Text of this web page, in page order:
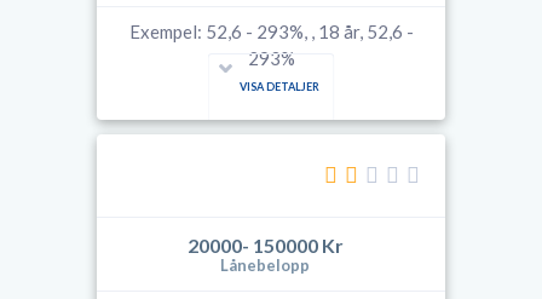
Exempel: 52,6 - 293%, , 18 år, 52,6 -
293%
VISA DETALJER
20000- 150000 Kr
Lånebelopp